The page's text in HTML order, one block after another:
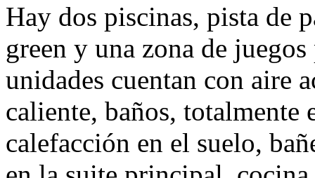
Hay dos piscinas, pista de
green y una zona de
unidades cuentan con aire
caliente, baños, totalmente
calefacción en el suelo,